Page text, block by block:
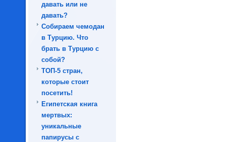
давать или не
давать?
Собираем чемодан
в Турцию. Что
брать в Турцию с
собой?
ТОП-5 стран,
которые стоит
посетить!
Египетская книга
мертвых:
уникальные
папирусы с